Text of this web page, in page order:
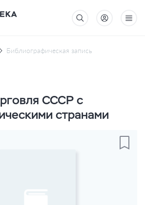
Библиографическая запись
СССР с
странами